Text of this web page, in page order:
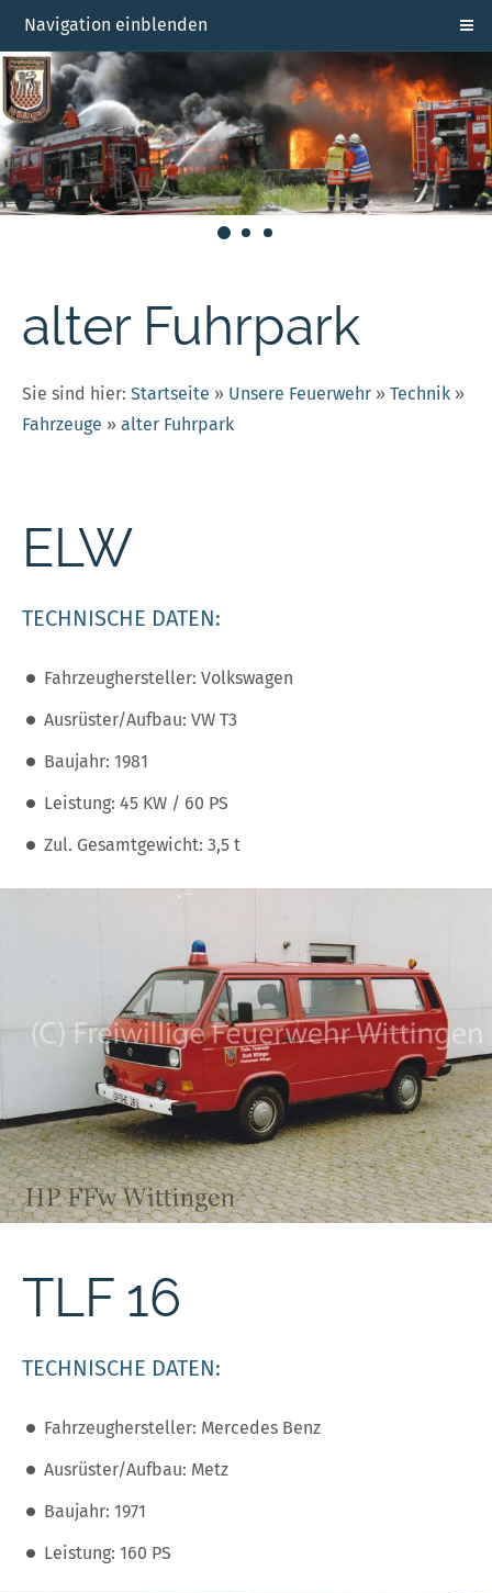
Navigation einblenden
alter Fuhrpark
Sie sind hier: Startseite » Unsere Feuerwehr » Technik »
Fahrzeuge » alter Fuhrpark
ELW
TECHNISCHE DATEN:
Fahrzeughersteller: Volkswagen
Ausrüster/Aufbau: VW T3
Baujahr: 1981
Leistung: 45 KW / 60 PS
Zul. Gesamtgewicht: 3,5 t
TLF 16
TECHNISCHE DATEN:
Fahrzeughersteller: Mercedes Benz
Ausrüster/Aufbau: Metz
Baujahr: 1971
Leistung: 160 PS